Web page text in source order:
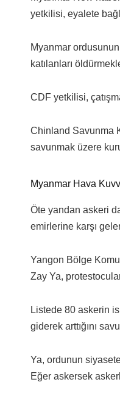
yetkilisi, eyalete
Myanmar
katılanları
CDF yetkilisi,
Chinland Savunma
savunmak üzere
Myanmar Hava
Öte yandan askeri
emirlerine karşı
Yangon Bölge
Zay Ya,
Listede 80 askerin
giderek arttığını
Ya, ordunun
Eğer askersek